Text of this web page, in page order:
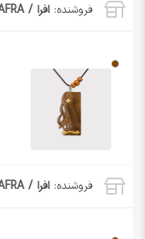
فروشنده: افرا / AFRA
فروشنده: افرا / AFRA